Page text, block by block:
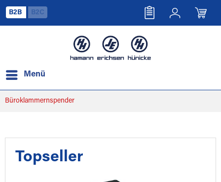
B2B B2C
Menü
Büroklammernspender
Topseller